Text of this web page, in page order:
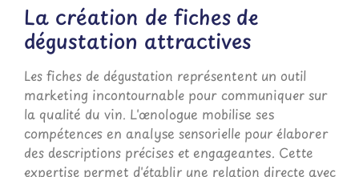
La création de fiches de
dégustation attractives
Les fiches de dégustation représentent un outil
marketing incontournable pour communiquer sur
la qualité du vin. L'œnologue mobilise ses
compétences en analyse sensorielle pour élaborer
des descriptions précises et engageantes. Cette
expertise permet d'établir une relation directe avec